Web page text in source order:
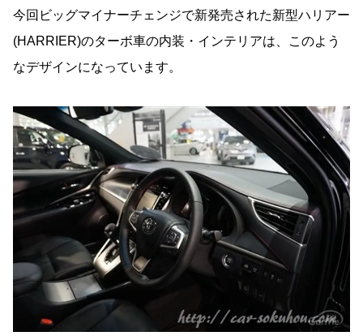
ターボ車の後部座席
ターボ車のプレミアムナッパ本革
今回ビッグマイナーチェンジで新発売された新型ハリアー
(HARRIER)のターボ車の内装・インテリアは、このよう
なデザインになっています。